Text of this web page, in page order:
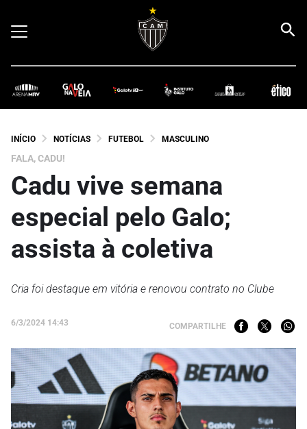
INÍCIO NOTÍCIAS FUTEBOL MASCULINO
FALA, CADU!
Cadu vive semana
especial pelo Galo;
assista à coletiva
Cria foi destaque em vitória e renovou contrato no Clube
6/3/2024 14:43 COMPARTILHE